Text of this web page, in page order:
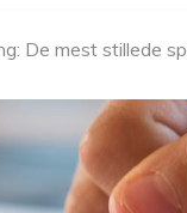
De mest stillede